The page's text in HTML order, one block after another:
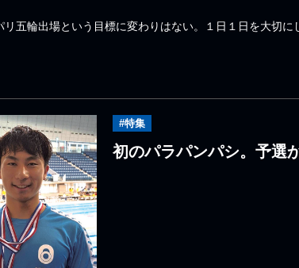
五輪出場という目標に変わりはない。１日１日を大切に
#特集
初のパラパンパシ。予選